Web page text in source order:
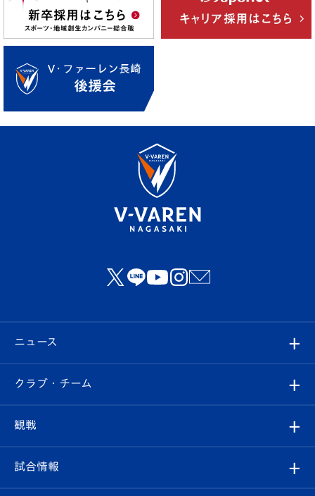
ニュース
すべて
クラブ
試合情報
クラブ・チーム
クラブ概要
観戦
観戦ルール
試合情報